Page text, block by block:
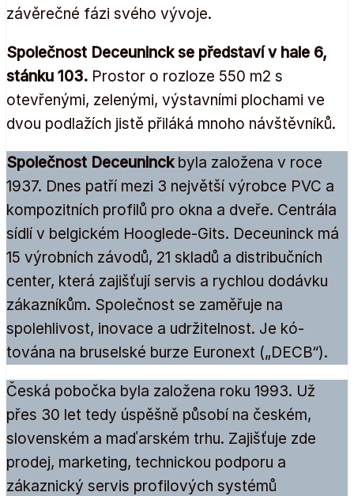
závěrečné fázi svého vývoje.
Společnost Deceuninck se představí v hale 6,
stánku 103. Prostor o rozloze 550 m2 s
otevřenými, zelenými, výstavními plochami ve
dvou podlažích jistě přiláká mnoho návštěvníků.
Společnost Deceuninck byla založena v roce
1937. Dnes patří mezi 3 největší výrobce PVC a
kompozitních profilů pro okna a dveře. Centrála
sídlí v belgickém Hooglede-Gits. Deceuninck má
15 výrobních závodů, 21 skladů a distribučních
center, která zajišťují servis a rychlou dodávku
zákazníkům. Společnost se zaměřuje na
spolehlivost, inovace a udržitelnost. Je kó-
tována na bruselské burze Euronext („DECB“).
Česká pobočka byla založena roku 1993. Už
přes 30 let tedy úspěšně působí na českém,
slovenském a maďarském trhu. Zajišťuje zde
prodej, marketing, technickou podporu a
zákaznický servis profilových systémů